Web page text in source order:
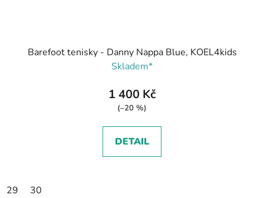
Barefoot tenisky - Danny Nappa Blue, KOEL4kids
Skladem*
1 400 Kč
(–20 %)
DETAIL
29 30